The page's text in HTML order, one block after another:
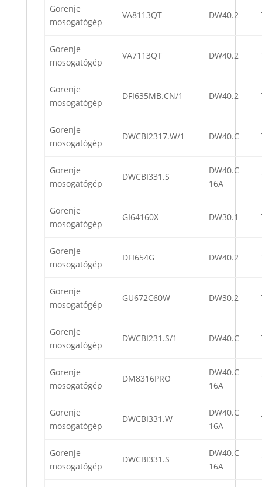
Gorenje
mosogatógép
VA8113QT DW40.2
Gorenje
mosogatógép
VA7113QT DW40.2
Gorenje
mosogatógép
DFI635MB.CN/1 DW40.2
Gorenje
mosogatógép
DWCBI2317.W/1 DW40.C
Gorenje
mosogatógép
DWCBI331.S
DW40.C
16A
Gorenje
mosogatógép
GI64160X DW30.1
Gorenje
mosogatógép
DFI654G DW40.2
Gorenje
mosogatógép
GU672C60W DW30.2
Gorenje
mosogatógép
DWCBI231.S/1 DW40.C
Gorenje
mosogatógép
DM8316PRO
DW40.C
16A
Gorenje
mosogatógép
DWCBI331.W
DW40.C
16A
Gorenje
mosogatógép
DWCBI331.S
DW40.C
16A